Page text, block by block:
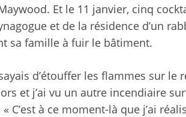
Et le 11 janvier, cinq
et de la résidence d’un
sa famille à fuir le bâtiment.
d’étouffer les flammes sur
et j’ai vu un autre incendiaire
« C’est à ce moment-là que j’ai